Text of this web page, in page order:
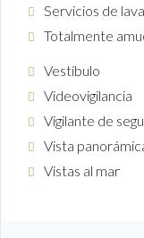
Servicios de
Totalmente
Vestíbulo
Videovigilancia
Vigilante de
Vista
Vistas al mar